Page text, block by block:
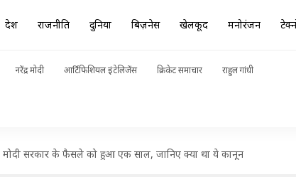
देश राजनीति दुनिया बिज़नेस खेलकूद मनोरंजन
नरेंद्र मोदी आर्टिफिशियल इंटेलिजेंस क्रिकेट समाचार राहुल गांधी
सरकार के फैसले को हुआ एक साल, जानिए क्या था ये कानून